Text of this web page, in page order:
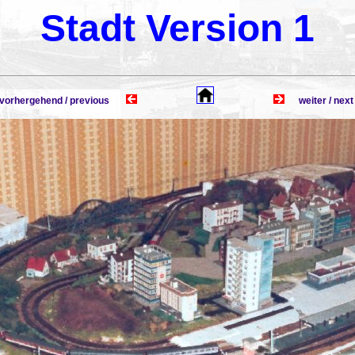
Stadt Version 1
/ previous weiter /